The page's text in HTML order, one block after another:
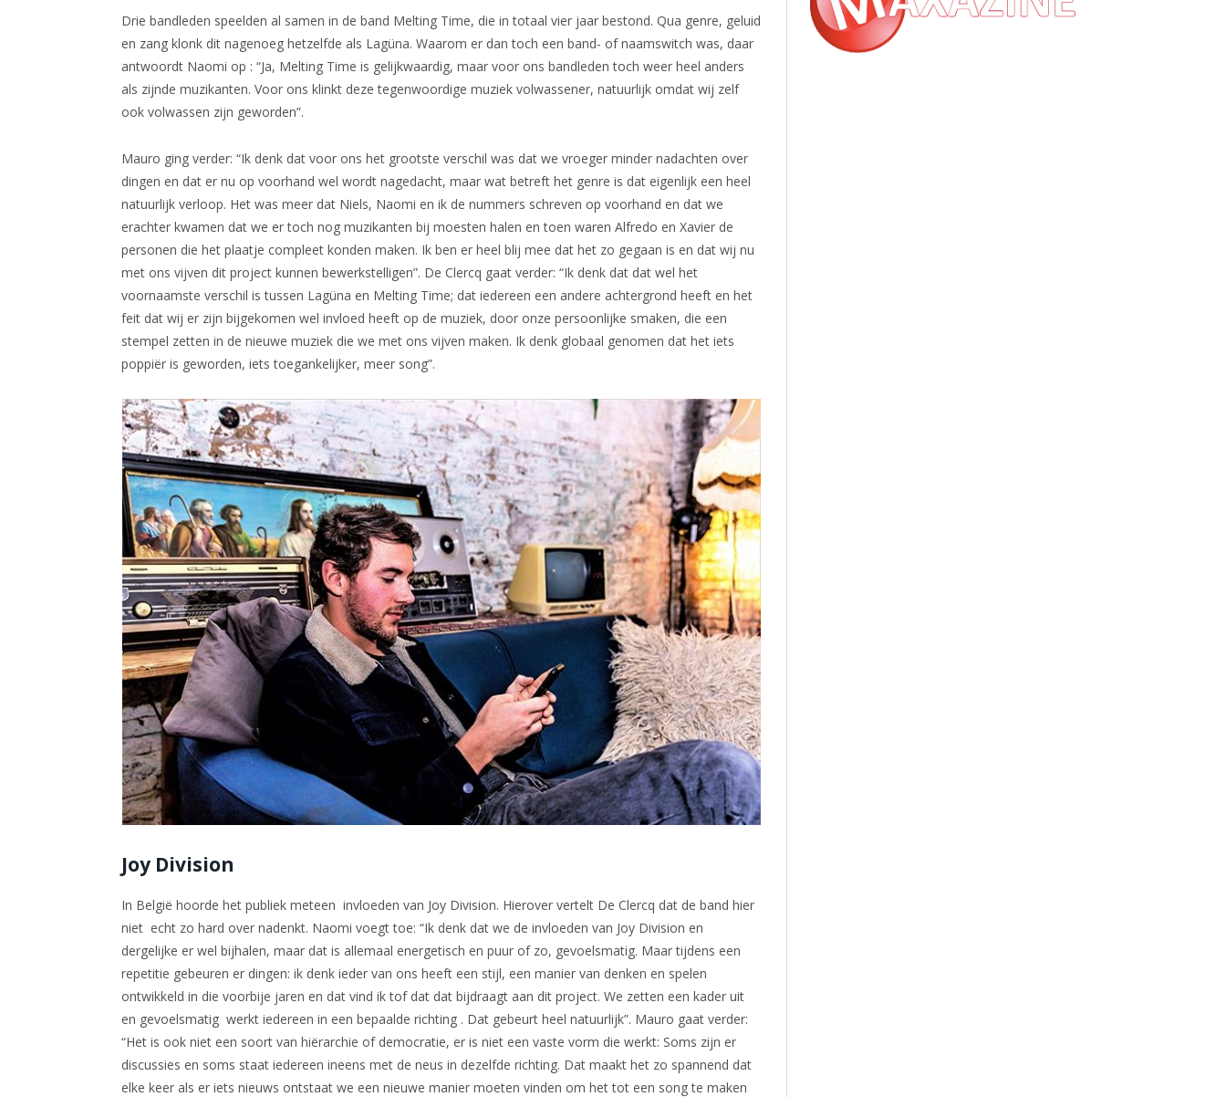
Drie bandleden speelden al samen in de band Melting Time, die in totaal vier jaar bestond. Qua genre, geluid
en zang klonk dit nagenoeg hetzelfde als Lagüna. Waarom er dan toch een band- of naamswitch was, daar
antwoordt Naomi op : “Ja, Melting Time is gelijkwaardig, maar voor ons bandleden toch weer heel anders
als zijnde muzikanten. Voor ons klinkt deze tegenwoordige muziek volwassener, natuurlijk omdat wij zelf
ook volwassen zijn geworden”.
Mauro ging verder: “Ik denk dat voor ons het grootste verschil was dat we vroeger minder nadachten over
dingen en dat er nu op voorhand wel wordt nagedacht, maar wat betreft het genre is dat eigenlijk een heel
natuurlijk verloop. Het was meer dat Niels, Naomi en ik de nummers schreven op voorhand en dat we
erachter kwamen dat we er toch nog muzikanten bij moesten halen en toen waren Alfredo en Xavier de
personen die het plaatje compleet konden maken. Ik ben er heel blij mee dat het zo gegaan is en dat wij nu
met ons vijven dit project kunnen bewerkstelligen”. De Clercq gaat verder: “Ik denk dat dat wel het
voornaamste verschil is tussen Lagüna en Melting Time; dat iedereen een andere achtergrond heeft en het
feit dat wij er zijn bijgekomen wel invloed heeft op de muziek, door onze persoonlijke smaken, die een
stempel zetten in de nieuwe muziek die we met ons vijven maken. Ik denk globaal genomen dat het iets
poppiër is geworden, iets toegankelijker, meer song”.
Joy Division
In België hoorde het publiek meteen invloeden van Joy Division. Hierover vertelt De Clercq dat de band hier
niet echt zo hard over nadenkt. Naomi voegt toe: “Ik denk dat we de invloeden van Joy Division en
dergelijke er wel bijhalen, maar dat is allemaal energetisch en puur of zo, gevoelsmatig. Maar tijdens een
repetitie gebeuren er dingen: ik denk ieder van ons heeft een stijl, een manier van denken en spelen
ontwikkeld in die voorbije jaren en dat vind ik tof dat dat bijdraagt aan dit project. We zetten een kader uit
en gevoelsmatig werkt iedereen in een bepaalde richting . Dat gebeurt heel natuurlijk”. Mauro gaat verder:
“Het is ook niet een soort van hiërarchie of democratie, er is niet een vaste vorm die werkt: Soms zijn er
discussies en soms staat iedereen ineens met de neus in dezelfde richting. Dat maakt het zo spannend dat
elke keer als er iets nieuws ontstaat we een nieuwe manier moeten vinden om het tot een song te maken